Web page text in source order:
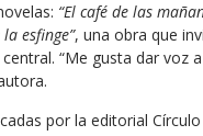
“El café de las
esfinge”, una obra que
“Me gusta dar
por la editorial